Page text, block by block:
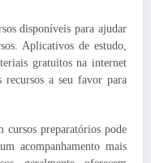
disponíveis para ajudar
Aplicativos de estudo,
gratuitos na internet
recursos a seu favor para
preparatórios pode
acompanhamento mais